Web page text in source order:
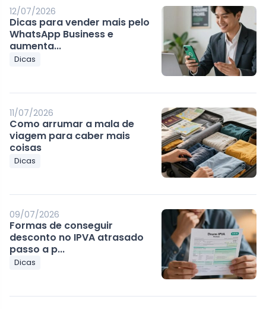
12/07/2026
Dicas para vender mais pelo
WhatsApp Business e
aumenta...
Dicas
11/07/2026
Como arrumar a mala de
viagem para caber mais
coisas
Dicas
09/07/2026
Formas de conseguir
desconto no IPVA atrasado
passo a p...
Dicas